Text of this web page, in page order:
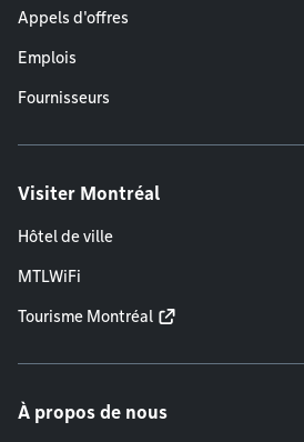
Appels d'offres
Emplois
Fournisseurs
Visiter Montréal
Hôtel de ville
MTLWiFi
Tourisme Montréal
À propos de nous